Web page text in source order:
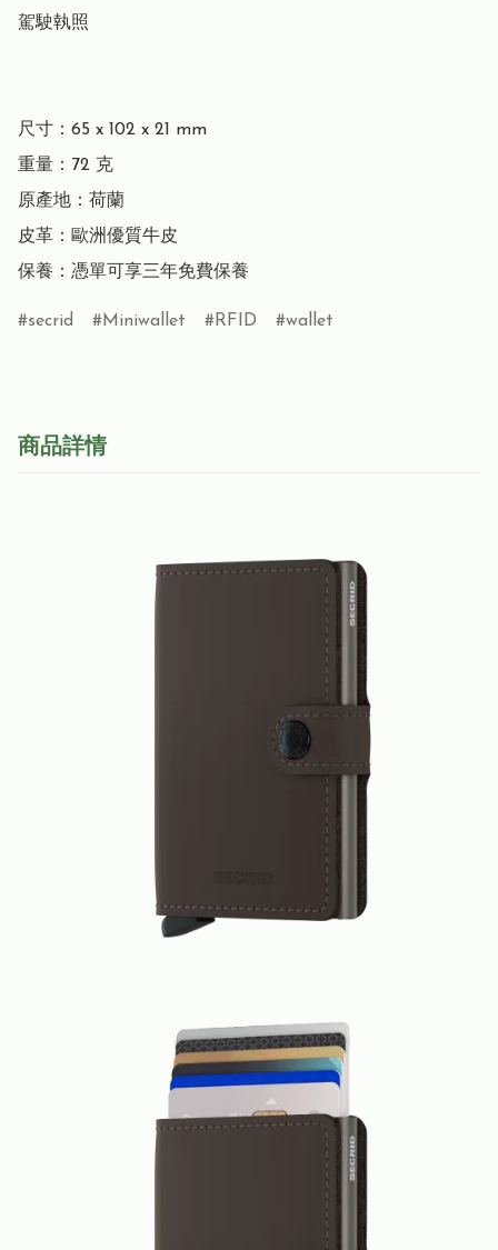
駕駛執照
尺寸：65 x 102 x 21 mm
重量：72 克
原產地：荷蘭
皮革：歐洲優質牛皮
保養：憑單可享三年免費保養
secrid Miniwallet RFID wallet
商品詳情